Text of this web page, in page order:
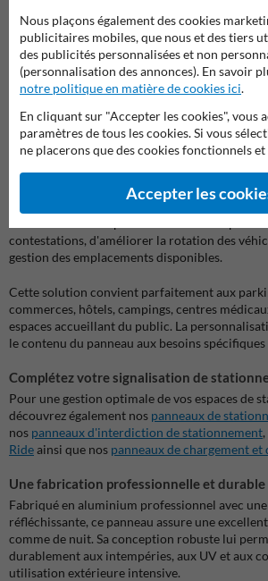
préciser les tarifs horaires, les abonnements
de fonctionnement ou encore les coordonnées
établissement.
Fabriqué selon les standardsG2000et
adaptée aux besoins des gestionnaires de
Une solution idéale pour les zones de
La mise en place d'une signalisation claire est
garantir une bonne compréhension des règles
contestations, d'améliorer la rotation des
gestion des emplacements disponibles.
Cette solution convient parfaitement aux
commerces, hôtels, campings, centres
espaces accueillant du public. La
le contenu du panneau aux besoins spécifiques
Complétez votre signalisation de
Pour une gestion optimale de vos espaces de
découvrez également nos panneaux de
nos panneaux d'interdiction de stationnement
Rideainsi que nos panneaux de chargement et
Une fabrication professionnelle et durable
Fabriqué en aluminium professionnel avec
réfléchissante, ce panneau assure une
comme de nuit. Sa conception robuste lui
durablement aux intempéries, aux UV et aux
utilisation extérieure intensive.
Nous plaçons également des cookies
publicitaires mobiles, que nous et des tiers
des publicités personnalisées et non
(personnalisation des annonces). En savoir
notre politique en matière de cookies ici.
En cliquant sur "Accepter les cookies", vous
paramètres de tous les cookies. Si vous
ne placerons que des cookies fonctionnels
Accepter les